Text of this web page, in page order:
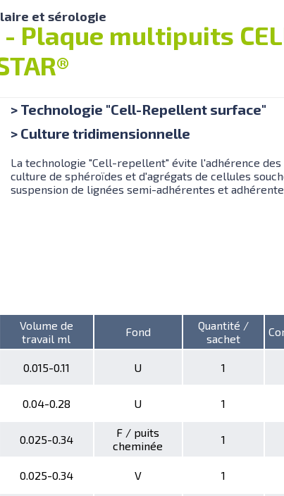
et sérologie
Plaque multipuits
> Technologie "Cell-Repellent surface"
> Culture tridimensionnelle
La technologie "Cell-repellent" évite l'adhérence
culture de sphéroïdes et d'agrégats de cellules
suspension de lignées semi-adhérentes et
Volume de
travail ml
Fond
Quantité /
sachet
0.015-0.11 U 1
0.04-0.28 U 1
0.025-0.34
F / puits
cheminée
1
0.025-0.34 V 1